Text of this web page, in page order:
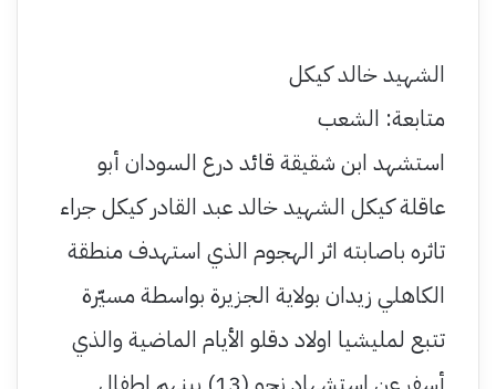
الشهيد خالد كيكل
متابعة: الشعب
استشهد ابن شقيقة قائد درع السودان أبو
عاقلة كيكل الشهيد خالد عبد القادر كيكل جراء
تاثره باصابته اثر الهجوم الذي استهدف منطقة
الكاهلي زيدان بولاية الجزيرة بواسطة مسيّرة
تتبع لمليشيا اولاد دقلو الأيام الماضية والذي